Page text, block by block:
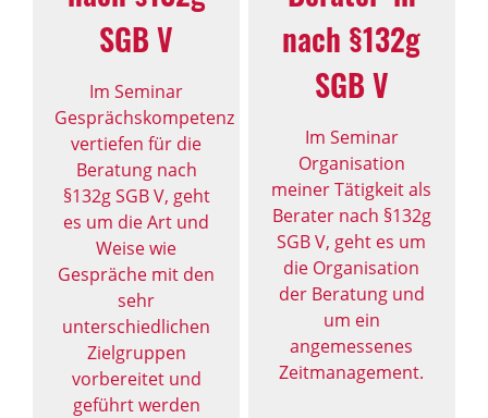
SGB V
Im Seminar
Gesprächskompetenz
vertiefen für die
Beratung nach
§132g SGB V, geht
es um die Art und
Weise wie
Gespräche mit den
sehr
unterschiedlichen
Zielgruppen
vorbereitet und
geführt werden
nach §132g
SGB V
Im Seminar
Organisation
meiner Tätigkeit als
Berater nach §132g
SGB V, geht es um
die Organisation
der Beratung und
um ein
angemessenes
Zeitmanagement.